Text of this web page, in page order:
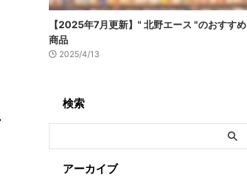
【2025年7月更新】" 北野エース "のおすすめ
商品
2025/4/13
検索
アーカイブ